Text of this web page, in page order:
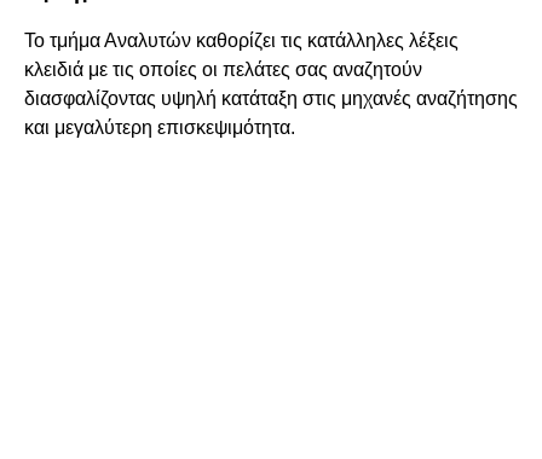
Το τμήμα Αναλυτών καθορίζει τις κατάλληλες λέξεις
κλειδιά με τις οποίες οι πελάτες σας αναζητούν
διασφαλίζοντας υψηλή κατάταξη στις μηχανές αναζήτησης
και μεγαλύτερη επισκεψιμότητα.